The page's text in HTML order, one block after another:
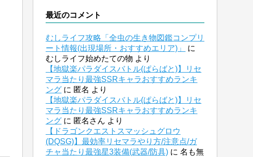
最近のコメント
むしライフ攻略「全虫の生き物図鑑コンプリ
ート情報(出現場所・おすすめエリア)」
に
むしライフ始めたての物 より
【地獄楽パラダイスバトル(ぱらばと)】リセ
マラ当たり最強SSRキャラおすすめランキ
ング に 匿名 より
【地獄楽パラダイスバトル(ぱらばと)】リセ
マラ当たり最強SSRキャラおすすめランキ
ング に 匿名さん より
【ドラゴンクエストスマッシュグロウ
(DQSG)】最効率リセマラやり方/注意点/ガ
チャ当たり最強星3装備(武器/防具) に 名も無